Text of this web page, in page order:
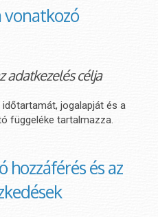
vonatkozó
adatkezelés célja
jogalapját és a
függeléke tartalmazza.
hozzáférés és az